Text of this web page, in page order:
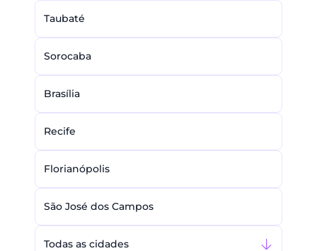
Taubaté
Sorocaba
Brasília
Recife
Florianópolis
São José dos Campos
Todas as cidades